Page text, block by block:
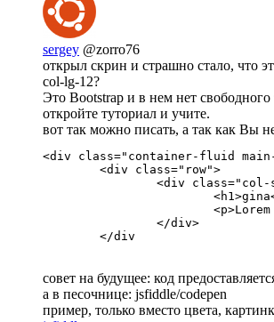
sergey @zorro76
открыл скрин и страшно стало, что
col-lg-12?
Это Bootstrap и в нем нет свободного
откройте туториал и учите.
вот так можно писать, а так как Вы
<div class="container-fluid
	</div
совет на будущее: код
а в песочнице: jsfiddle/codepen
пример, только вместо цвета,